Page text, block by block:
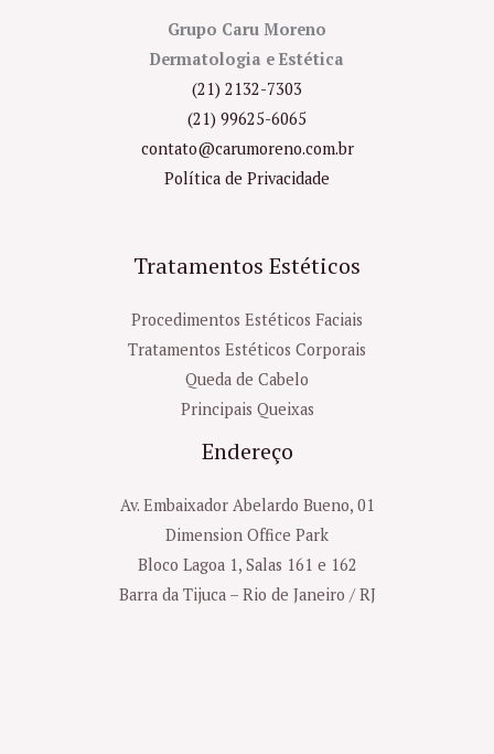
Grupo Caru Moreno
Dermatologia e Estética
(21) 2132-7303
(21) 99625-6065
contato@carumoreno.com.br
Política de Privacidade
Tratamentos Estéticos
Procedimentos Estéticos Faciais
Tratamentos Estéticos Corporais
Queda de Cabelo
Principais Queixas
Endereço
Av. Embaixador Abelardo Bueno, 01
Dimension Office Park
Bloco Lagoa 1, Salas 161 e 162
Barra da Tijuca – Rio de Janeiro / RJ